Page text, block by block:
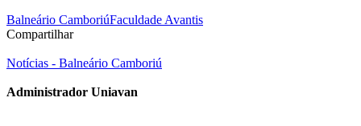
Balneário CamboriúFaculdade Avantis
Compartilhar
Notícias - Balneário Camboriú
Administrador Uniavan